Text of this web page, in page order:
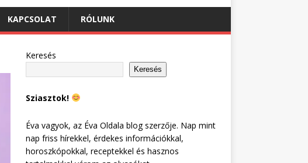
KAPCSOLAT RÓLUNK
Keresés
Keresés
Sziasztok!
Éva vagyok, az Éva Oldala blog szerzője. Nap mint
nap friss hírekkel, érdekes információkkal,
horoszkópokkal, receptekkel és hasznos